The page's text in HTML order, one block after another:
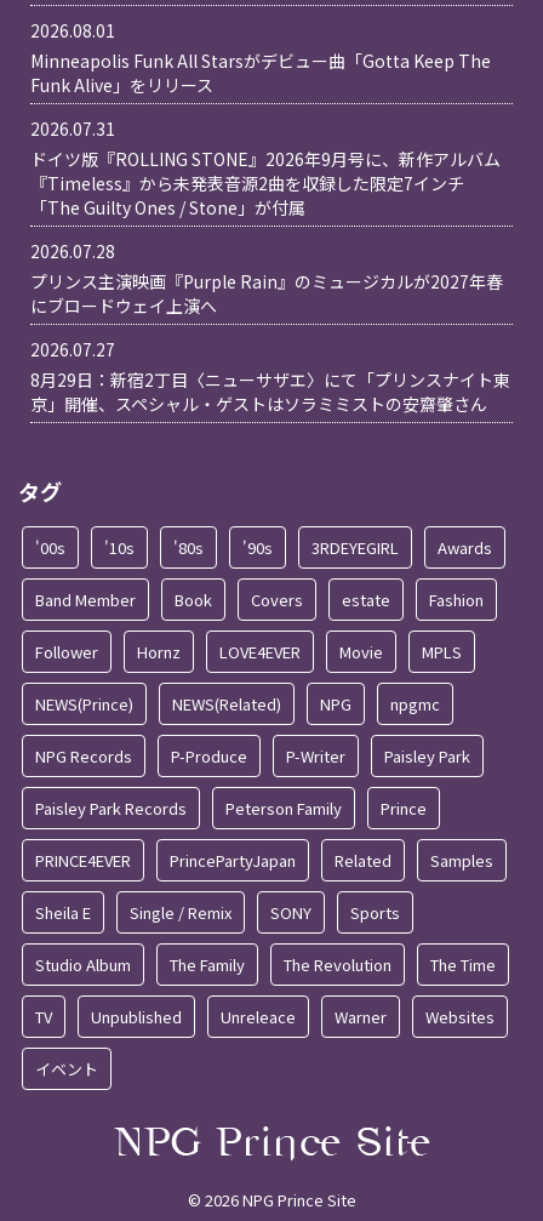
2026.08.01
Minneapolis Funk All Starsがデビュー曲「Gotta Keep The
Funk Alive」をリリース
2026.07.31
ドイツ版『ROLLING STONE』2026年9月号に、新作アルバム
『Timeless』から未発表音源2曲を収録した限定7インチ
「The Guilty Ones / Stone」が付属
2026.07.28
プリンス主演映画『Purple Rain』のミュージカルが2027年春
にブロードウェイ上演へ
2026.07.27
8月29日：新宿2丁目〈ニューサザエ〉にて「プリンスナイト東
京」開催、スペシャル・ゲストはソラミミストの安齋肇さん
タグ
'00s '10s '80s '90s 3RDEYEGIRL Awards
Band Member Book Covers estate Fashion
Follower Hornz LOVE4EVER Movie MPLS
NEWS(Prince) NEWS(Related) NPG npgmc
NPG Records P-Produce P-Writer Paisley Park
Paisley Park Records Peterson Family Prince
PRINCE4EVER PrincePartyJapan Related Samples
Sheila E Single / Remix SONY Sports
Studio Album The Family The Revolution The Time
TV Unpublished Unreleace Warner Websites
イベント
© 2026 NPG Prince Site